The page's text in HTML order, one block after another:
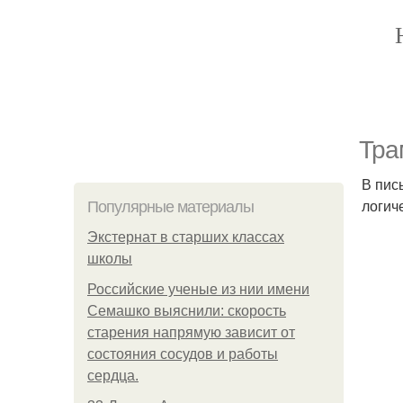
Популярные материалы
Экстернат в старших классах
школы
Российские ученые из нии имени
Семашко выяснили: скорость
старения напрямую зависит от
состояния сосудов и работы
сердца.
В